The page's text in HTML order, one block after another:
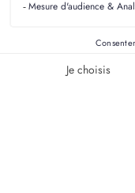
Liens utiles